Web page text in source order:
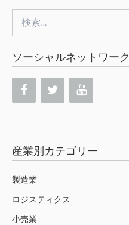
索:
ソーシャルネットワーク
産業別カテゴリー
製造業
ロジスティクス
小売業